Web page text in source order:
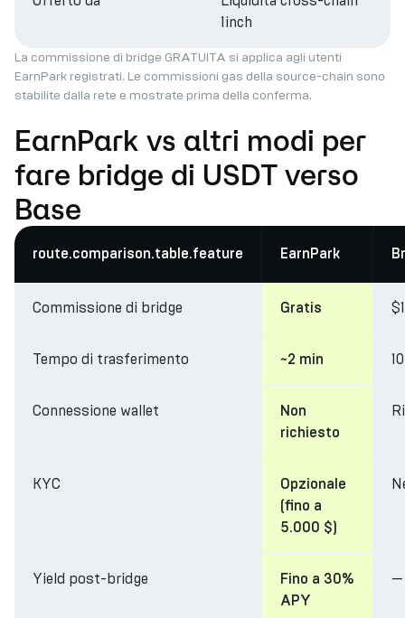
1inch
La commissione di bridge GRATUITA si applica agli utenti
EarnPark registrati. Le commissioni gas della source-chain sono
stabilite dalla rete e mostrate prima della conferma.
EarnPark vs altri modi per
fare bridge di USDT verso
Base
route.comparison.table.feature EarnPark
Commissione di bridge Gratis
Tempo di trasferimento ~2 min
Connessione wallet
Non
richiesto
KYC
Opzionale
(fino a
5.000 $)
Yield post-bridge
Fino a 30%
APY
—